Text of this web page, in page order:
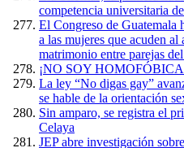
competencia universitaria
El Congreso de Guatemala
a las mujeres que acuden
matrimonio entre parejas
¡NO SOY
La ley “No digas gay”
se hable de la orientación
Sin amparo, se registra el
Celaya
JEP abre investigación